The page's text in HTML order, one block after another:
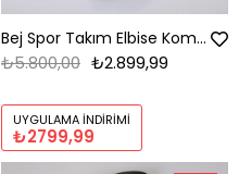
Bej Spor Takım Elbise Kombini Erkek | Slim Fit Şık Set
₺2.899,99
₺5.800,00
UYGULAMA İNDIRIMI
₺2799,99